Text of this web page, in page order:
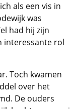
als een vis in
was
had hij zijn
interessante rol
Toch kwamen
over het
De ouders